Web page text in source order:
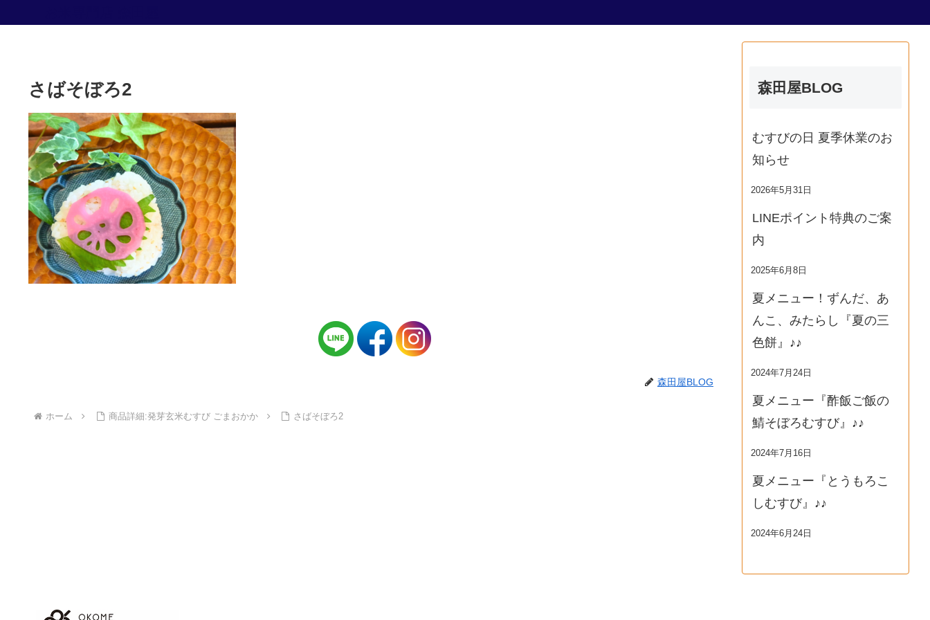
さばそぼろ2
森田屋BLOG
ホーム 商品詳細:発芽玄米むすび ごまおかか さばそぼろ2
森田屋BLOG
むすびの日 夏季休業のお
知らせ
2026年5月31日
LINEポイント特典のご案
内
2025年6月8日
夏メニュー！ずんだ、あ
んこ、みたらし『夏の三
色餅』♪♪
2024年7月24日
夏メニュー『酢飯ご飯の
鯖そぼろむすび』♪♪
2024年7月16日
夏メニュー『とうもろこ
しむすび』♪♪
2024年6月24日